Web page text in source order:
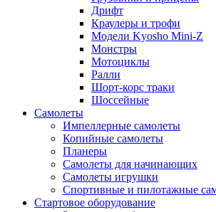
Дрифт
Краулеры и трофи
Модели Kyosho Mini-Z
Монстры
Мотоциклы
Ралли
Шорт-корс траки
Шоссейные
Самолеты
Импеллерные самолеты
Копийные самолеты
Планеры
Самолеты для начинающих
Самолеты игрушки
Спортивные и пилотажные
Стартовое оборудование